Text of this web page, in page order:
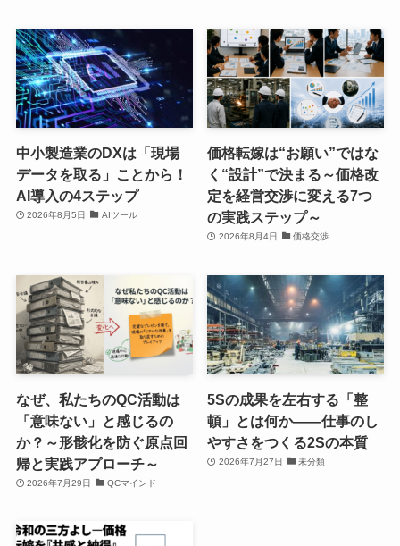
中小製造業のDXは「現場
データを取る」ことから！
AI導入の4ステップ
2026年8月5日 AIツール
価格転嫁は“お願い”ではな
く“設計”で決まる～価格改
定を経営交渉に変える7つ
の実践ステップ～
2026年8月4日 価格交渉
なぜ、私たちのQC活動は
「意味ない」と感じるの
か？～形骸化を防ぐ原点回
帰と実践アプローチ～
2026年7月29日 QCマインド
5Sの成果を左右する「整
頓」とは何か――仕事のし
やすさをつくる2Sの本質
2026年7月27日 未分類